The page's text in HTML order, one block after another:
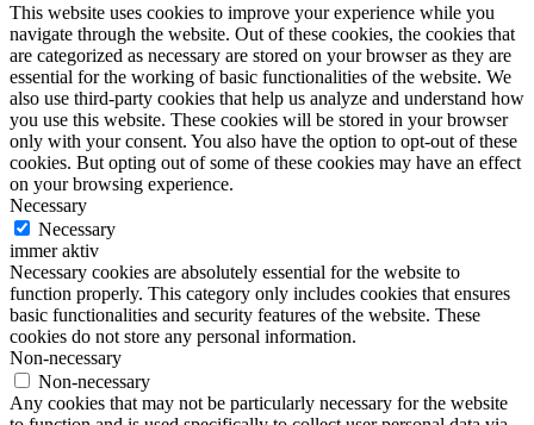
This website uses cookies to improve your experience while you
navigate through the website. Out of these cookies, the cookies that
are categorized as necessary are stored on your browser as they are
essential for the working of basic functionalities of the website. We
also use third-party cookies that help us analyze and understand how
you use this website. These cookies will be stored in your browser
only with your consent. You also have the option to opt-out of these
cookies. But opting out of some of these cookies may have an effect
on your browsing experience.
Necessary
Necessary
immer aktiv
Necessary cookies are absolutely essential for the website to
function properly. This category only includes cookies that ensures
basic functionalities and security features of the website. These
cookies do not store any personal information.
Non-necessary
Non-necessary
Any cookies that may not be particularly necessary for the website